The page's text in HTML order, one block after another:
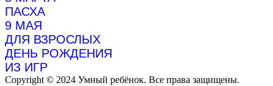
ПАСХА
9 МАЯ
ДЛЯ ВЗРОСЛЫХ
ДЕНЬ РОЖДЕНИЯ
ИЗ ИГР
Copyright © 2024 Умный ребёнок. Все права защищены.